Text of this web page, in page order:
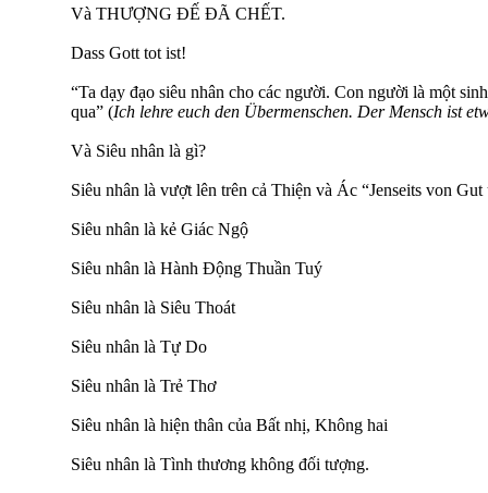
Và THƯỢNG ĐẾ ĐÃ CHẾT.
Dass Gott tot ist!
“Ta dạy đạo siêu nhân cho các người. Con người là một
qua” (Ich lehre euch den Übermenschen. Der Mensch ist
Và Siêu nhân là gì?
Siêu nhân là vượt lên trên cả Thiện và Ác “Jenseits von Gut
Siêu nhân là kẻ Giác Ngộ
Siêu nhân là Hành Động Thuần Tuý
Siêu nhân là Siêu Thoát
Siêu nhân là Tự Do
Siêu nhân là Trẻ Thơ
Siêu nhân là hiện thân của Bất nhị, Không hai
Siêu nhân là Tình thương không đối tượng.